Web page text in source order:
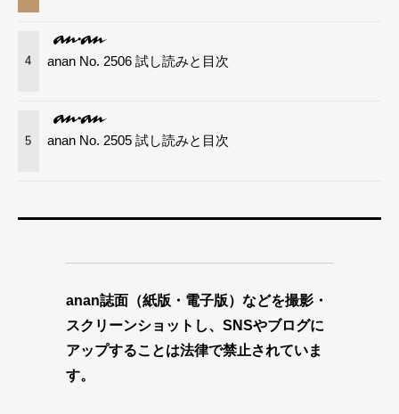
4 anan No. 2506 試し読みと目次
5 anan No. 2505 試し読みと目次
anan誌面（紙版・電子版）などを撮影・
スクリーンショットし、SNSやブログに
アップすることは法律で禁止されていま
す。